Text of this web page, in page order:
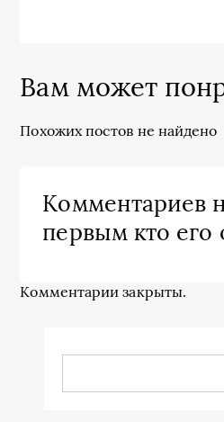
Вам может
Похожих постов не найдено
Комментариев
первым кто его
Комментарии закрыты.